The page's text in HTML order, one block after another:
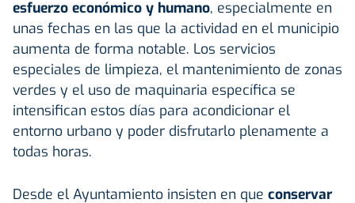
esfuerzo económico y humano, especialmente en
unas fechas en las que la actividad en el municipio
aumenta de forma notable. Los servicios
especiales de limpieza, el mantenimiento de zonas
verdes y el uso de maquinaria específica se
intensifican estos días para acondicionar el
entorno urbano y poder disfrutarlo plenamente a
todas horas.
Desde el Ayuntamiento insisten en que conservar